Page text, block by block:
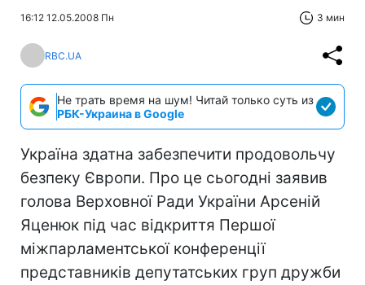
16:12 12.05.2008 Пн 3 мин
RBC.UA
Не трать время на шум! Читай только суть из
РБК-Украина в Google
Україна здатна забезпечити продовольчу
безпеку Європи. Про це сьогодні заявив
голова Верховної Ради України Арсеній
Яценюк під час відкриття Першої
міжпарламентської конференції
представників депутатських груп дружби